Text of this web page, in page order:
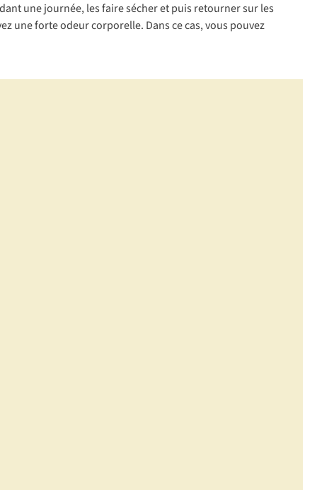
une journée, les faire sécher et puis retourner sur les
une forte odeur corporelle. Dans ce cas, vous pouvez